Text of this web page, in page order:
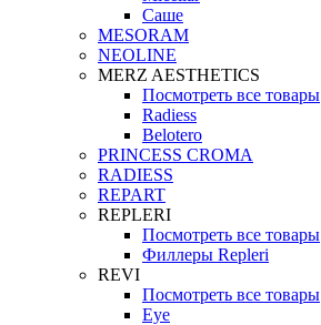
Саше
MESORAM
NEOLINE
MERZ AESTHETICS
Посмотреть все товары
Radiess
Belotero
PRINCESS CROMA
RADIESS
REPART
REPLERI
Посмотреть все товары
Филлеры Repleri
REVI
Посмотреть все товары
Eye